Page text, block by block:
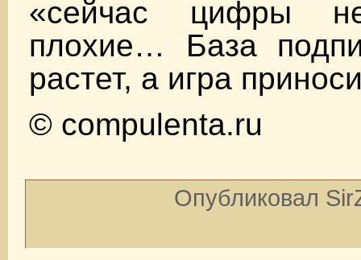
«сейчас цифры
плохие… База
растет, а игра
© compulenta.ru
Опубликовал